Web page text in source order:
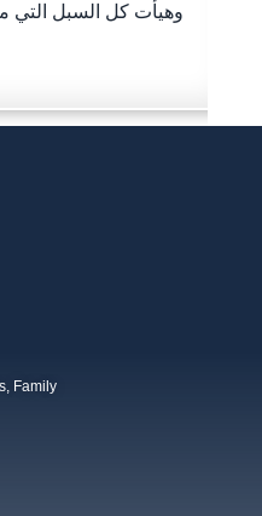
وهيأت كل السبل التي
Family